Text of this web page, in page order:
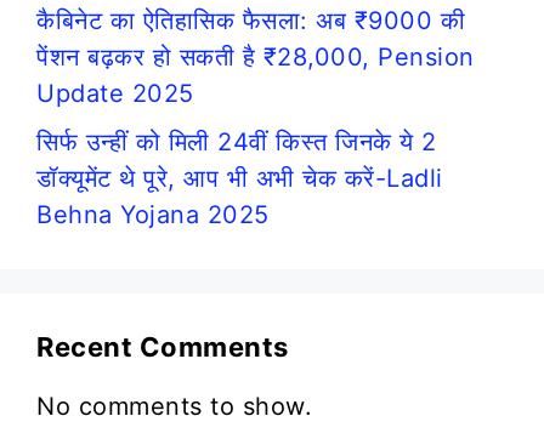
कैबिनेट का ऐतिहासिक फैसला: अब ₹9000 की
पेंशन बढ़कर हो सकती है ₹28,000, Pension
Update 2025
सिर्फ उन्हीं को मिली 24वीं किस्त जिनके ये 2
डॉक्यूमेंट थे पूरे, आप भी अभी चेक करें-Ladli
Behna Yojana 2025
Recent Comments
No comments to show.